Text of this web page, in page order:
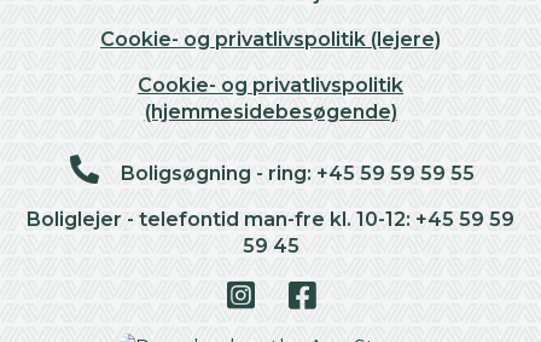
Cookie- og privatlivspolitik (lejere)
Cookie- og privatlivspolitik
(hjemmesidebesøgende)
Boligsøgning - ring: +45 59 59 59 55
Boliglejer - telefontid man-fre kl. 10-12: +45 59 59
59 45